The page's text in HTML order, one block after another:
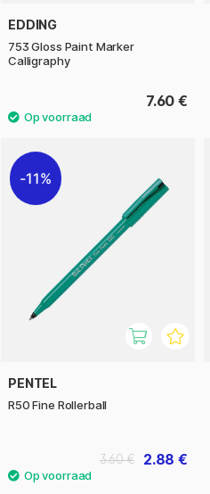
EDDING
753 Gloss Paint Marker
Calligraphy
7.60 €
11%
PENTEL
R50 Fine Rollerball
2.88 €
3.60 €